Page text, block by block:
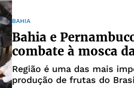
BAHIA
Bahia e
combate à mosca
Região é uma das mais
produção de frutas do